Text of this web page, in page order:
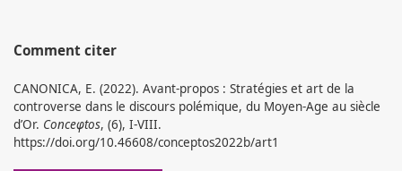
Comment citer
CANONICA, E. (2022). Avant-propos : Stratégies et art de la
controverse dans le discours polémique, du Moyen-Age au siècle
d’Or. Conceφtos, (6), I-VIII.
https://doi.org/10.46608/conceptos2022b/art1